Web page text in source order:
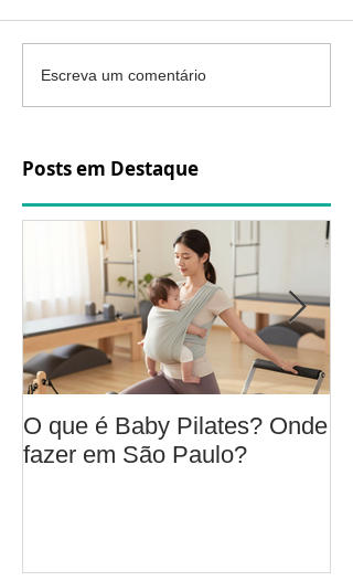
Escreva um comentário
Posts em Destaque
O que é Baby Pilates? Onde
fazer em São Paulo?